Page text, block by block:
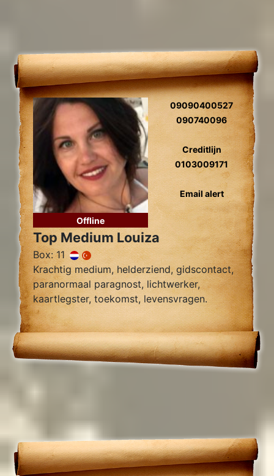
Offline
09090400527
090740096
Creditlijn
0103009171
Email alert
Top Medium Louiza
Box: 11
Krachtig medium, helderziend, gidscontact,
paranormaal paragnost, lichtwerker,
kaartlegster, toekomst, levensvragen.